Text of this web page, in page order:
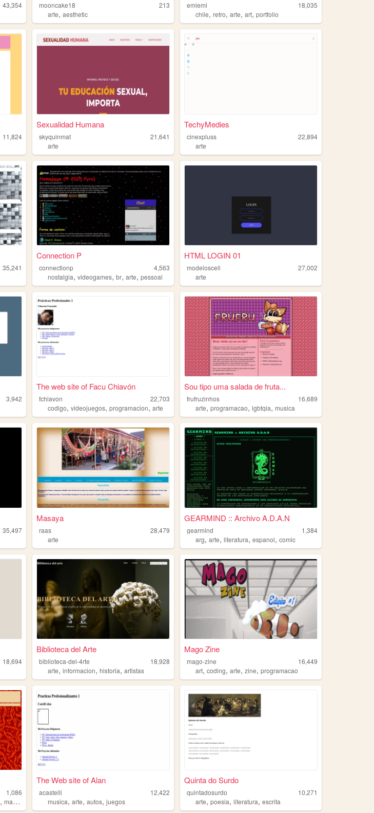
43,354
mooncake18
213
arte,aesthetic
emiemi
18,035
chile,retro,arte,art,portfolio
11,824
Sexualidad Humana
skyquinmat
21,641
arte
TechyMedies
cinexpluss
22,894
arte
35,241
Connection P
connectionp
4,563
nostalgia,videogames,br,arte,pessoal
HTML LOGIN 01
modeloscell
27,002
arte
3,942
The web site of Facu Chiavón
fchiavon
22,703
codigo,videojuegos,programacion,arte
Sou tipo uma salada de fruta...
frufruzinhos
16,689
arte,programacao,lgbtqia,musica
35,497
Masaya
raas
28,479
arte
GEARMIND :: Archivo A.D.A.N
gearmind
1,384
arg,arte,literatura,espanol,comic
18,694
Biblioteca del Arte
biblioteca-del-4rte
18,928
arte,informacion,historia,artistas
Mago Zine
mago-zine
16,449
art,coding,arte,zine,programacao
1,086
,mafufada
The Web site of Alan
acastelli
12,422
musica,arte,autos,juegos
Quinta do Surdo
quintadosurdo
10,271
arte,poesia,literatura,escrita